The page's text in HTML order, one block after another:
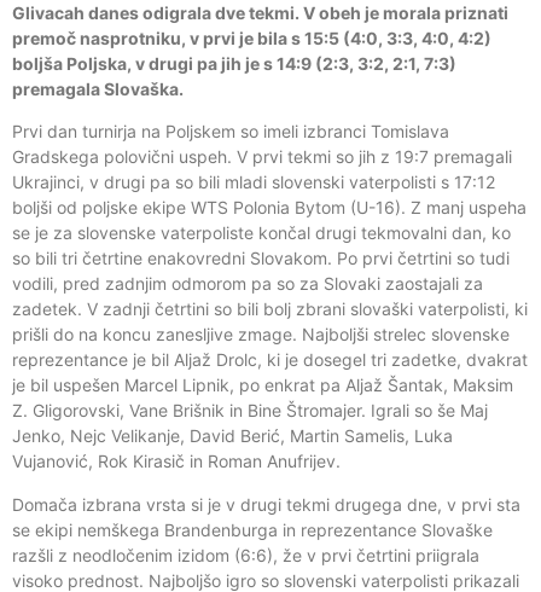
Glivacah danes odigrala dve tekmi. V obeh je morala priznati
premoč nasprotniku, v prvi je bila s 15:5 (4:0, 3:3, 4:0, 4:2)
boljša Poljska, v drugi pa jih je s 14:9 (2:3, 3:2, 2:1, 7:3)
premagala Slovaška.
Prvi dan turnirja na Poljskem so imeli izbranci Tomislava
Gradskega polovični uspeh. V prvi tekmi so jih z 19:7 premagali
Ukrajinci, v drugi pa so bili mladi slovenski vaterpolisti s 17:12
boljši od poljske ekipe WTS Polonia Bytom (U-16). Z manj uspeha
se je za slovenske vaterpoliste končal drugi tekmovalni dan, ko
so bili tri četrtine enakovredni Slovakom. Po prvi četrtini so tudi
vodili, pred zadnjim odmorom pa so za Slovaki zaostajali za
zadetek. V zadnji četrtini so bili bolj zbrani slovaški vaterpolisti, ki
prišli do na koncu zanesljive zmage. Najboljši strelec slovenske
reprezentance je bil Aljaž Drolc, ki je dosegel tri zadetke, dvakrat
je bil uspešen Marcel Lipnik, po enkrat pa Aljaž Šantak, Maksim
Z. Gligorovski, Vane Brišnik in Bine Štromajer. Igrali so še Maj
Jenko, Nejc Velikanje, David Berić, Martin Samelis, Luka
Vujanović, Rok Kirasič in Roman Anufrijev.
Domača izbrana vrsta si je v drugi tekmi drugega dne, v prvi sta
se ekipi nemškega Brandenburga in reprezentance Slovaške
razšli z neodločenim izidom (6:6), že v prvi četrtini priigrala
visoko prednost. Najboljšo igro so slovenski vaterpolisti prikazali